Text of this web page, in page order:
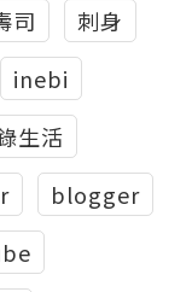
司
刺身
inebi
生活
blogger